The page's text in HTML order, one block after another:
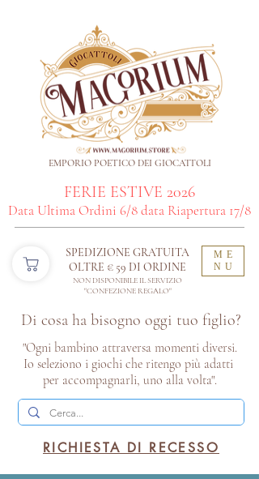
ME
NU
Di cosa ha bisogno oggi tuo figlio?
SPEDIZIONE GRATUITA
OLTRE € 59 DI ORDINE​
NON DISPONIBILE IL SERVIZIO
"CONFEZIONE REGALO"
"Ogni bambino attraversa momenti diversi.
Io seleziono i giochi che ritengo più adatti
per accompagnarli, uno alla volta".
EMPORIO POETICO DEI GIOCATTOLI
RICHIESTA DI RECESSO
FERIE ESTIVE 2026
Data Ultima Ordini 6/8 data Riapertura 17/8